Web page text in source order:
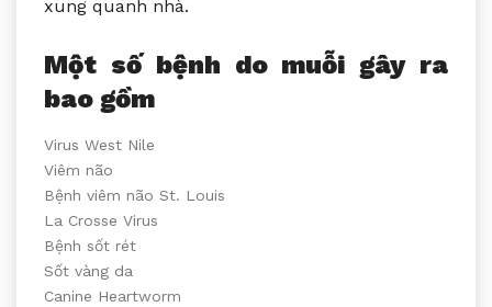
xung quanh nhà.
Một số bệnh do muỗi gây ra
bao gồm
Virus West Nile
Viêm não
Bệnh viêm não St. Louis
La Crosse Virus
Bệnh sốt rét
Sốt vàng da
Canine Heartworm